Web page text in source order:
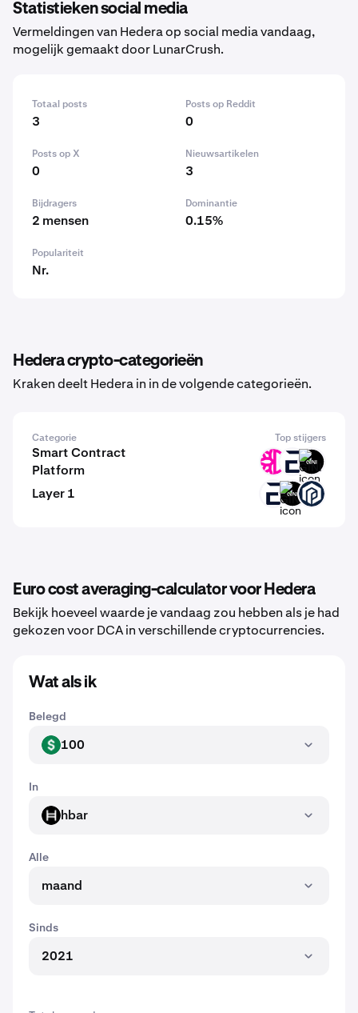
Statistieken social media
Vermeldingen van Hedera op social media vandaag,
mogelijk gemaakt door LunarCrush.
Totaal posts
3
Posts op Reddit
0
Posts op X
0
Nieuwsartikelen
3
Bijdragers
2 mensen
Dominantie
0.15%
Populariteit
Nr.
Hedera crypto-categorieën
Kraken deelt Hedera in in de volgende categorieën.
Categorie Top stijgers
Smart Contract
Platform
DFI EVR GINI
Layer 1 EVR GINI PAW
Euro cost averaging-calculator voor Hedera
Bekijk hoeveel waarde je vandaag zou hebben als je had
gekozen voor DCA in verschillende cryptocurrencies.
Wat als ik
Belegd
USD 100
In
HBAR hbar
Alle
maand
Sinds
2021